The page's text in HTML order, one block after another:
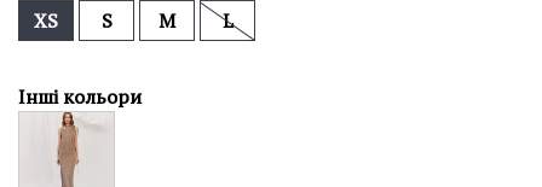
XS
S M L
Інші кольори